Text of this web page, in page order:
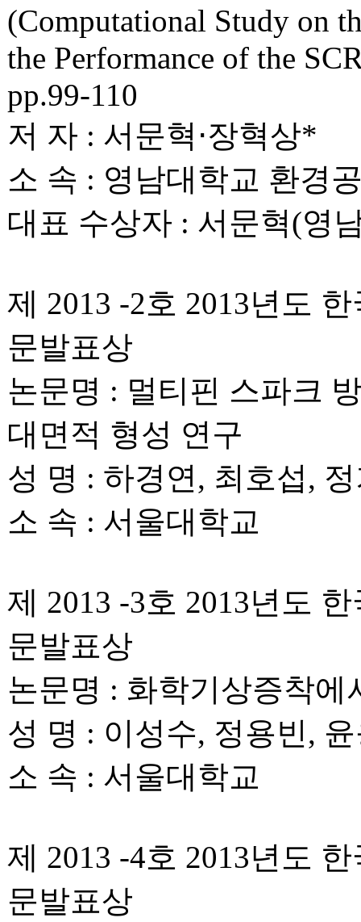
(Computational Study on
the Performance of the
pp.99-110
저 자 : 서문혁⋅장혁상*
소 속 : 영남대학교 환경
대표 수상자 : 서문혁(영
제 2013 -2호 2013년도
문발표상
논문명 : 멀티핀 스파크
대면적 형성 연구
성 명 : 하경연, 최호섭,
소 속 : 서울대학교
제 2013 -3호 2013년도
문발표상
논문명 : 화학기상증착
성 명 : 이성수, 정용빈,
소 속 : 서울대학교
제 2013 -4호 2013년도
문발표상